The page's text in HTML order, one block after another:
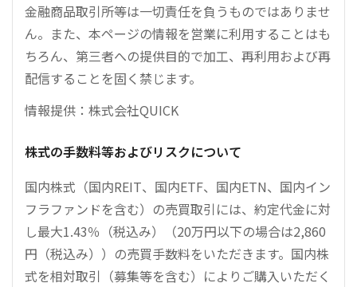
金融商品取引所等は一切責任を負うものではありませ
ん。また、本ページの情報を営業に利用することはも
ちろん、第三者への提供目的で加工、再利用および再
配信することを固く禁じます。
情報提供：株式会社QUICK
株式の手数料等およびリスクについて
国内株式（国内REIT、国内ETF、国内ETN、国内イン
フラファンドを含む）の売買取引には、約定代金に対
し最大1.43％（税込み）（20万円以下の場合は2,860
円（税込み））の売買手数料をいただきます。国内株
式を相対取引（募集等を含む）によりご購入いただく